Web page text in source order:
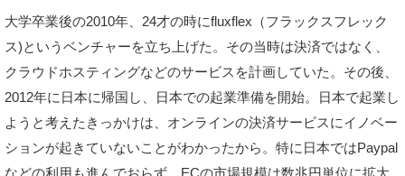
大学卒業後の2010年、24才の時にfluxflex（フラックスフレック
ス)というベンチャーを立ち上げた。その当時は決済ではなく、
クラウドホスティングなどのサービスを計画していた。その後、
2012年に日本に帰国し、日本での起業準備を開始。日本で起業し
ようと考えたきっかけは、オンラインの決済サービスにイノベー
ションが起きていないことがわかったから。特に日本ではPaypal
などの利用も進んでおらず、ECの市場規模は数兆円単位に拡大